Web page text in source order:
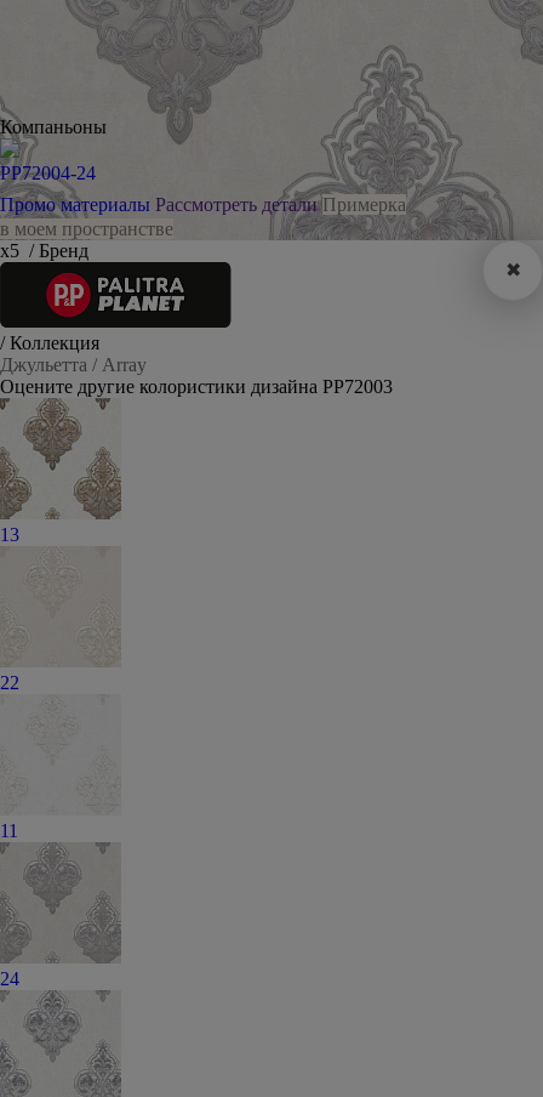
Компаньоны
PP72004-24
Промо материалы Рассмотреть детали Примерка
в моем пространстве
х5
✖
/ Бренд
/ Коллекция
Джульетта / Array
Оцените другие колористики дизайна PP72003
13
22
11
24